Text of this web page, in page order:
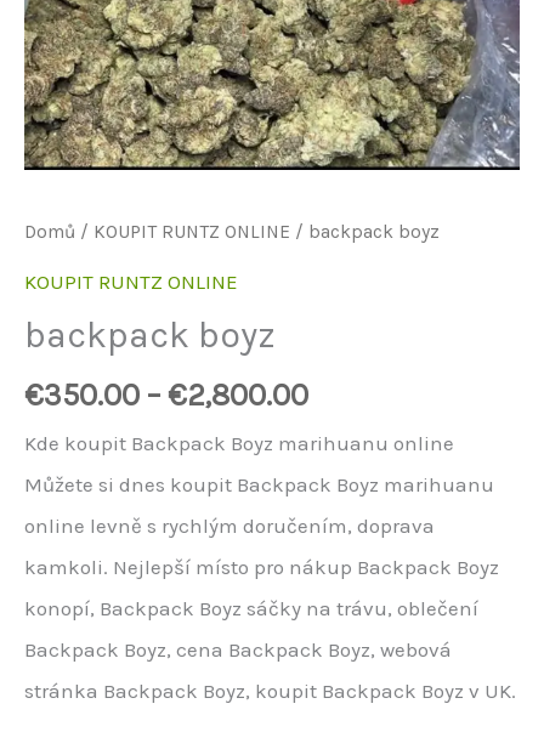
Domů / KOUPIT RUNTZ ONLINE / backpack boyz
KOUPIT RUNTZ ONLINE
backpack boyz
€350.00 – €2,800.00
Kde koupit Backpack Boyz marihuanu online
Můžete si dnes koupit Backpack Boyz marihuanu
online levně s rychlým doručením, doprava
kamkoli. Nejlepší místo pro nákup Backpack Boyz
konopí, Backpack Boyz sáčky na trávu, oblečení
Backpack Boyz, cena Backpack Boyz, webová
stránka Backpack Boyz, koupit Backpack Boyz v UK.